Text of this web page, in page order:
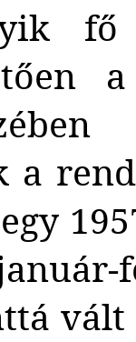
fő
vált